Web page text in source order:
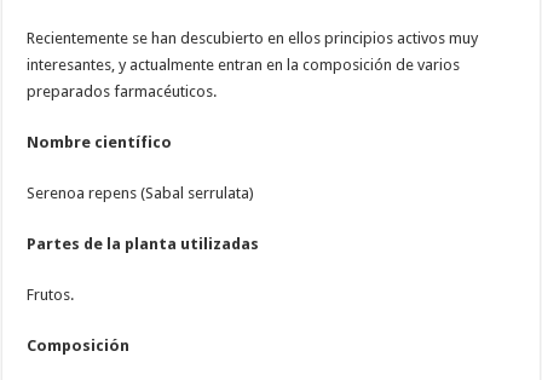
Recientemente se han descubierto en ellos principios activos muy
interesantes, y actualmente entran en la composición de varios
preparados farmacéuticos.
Nombre científico
Serenoa repens (Sabal serrulata)
Partes de la planta utilizadas
Frutos.
Composición